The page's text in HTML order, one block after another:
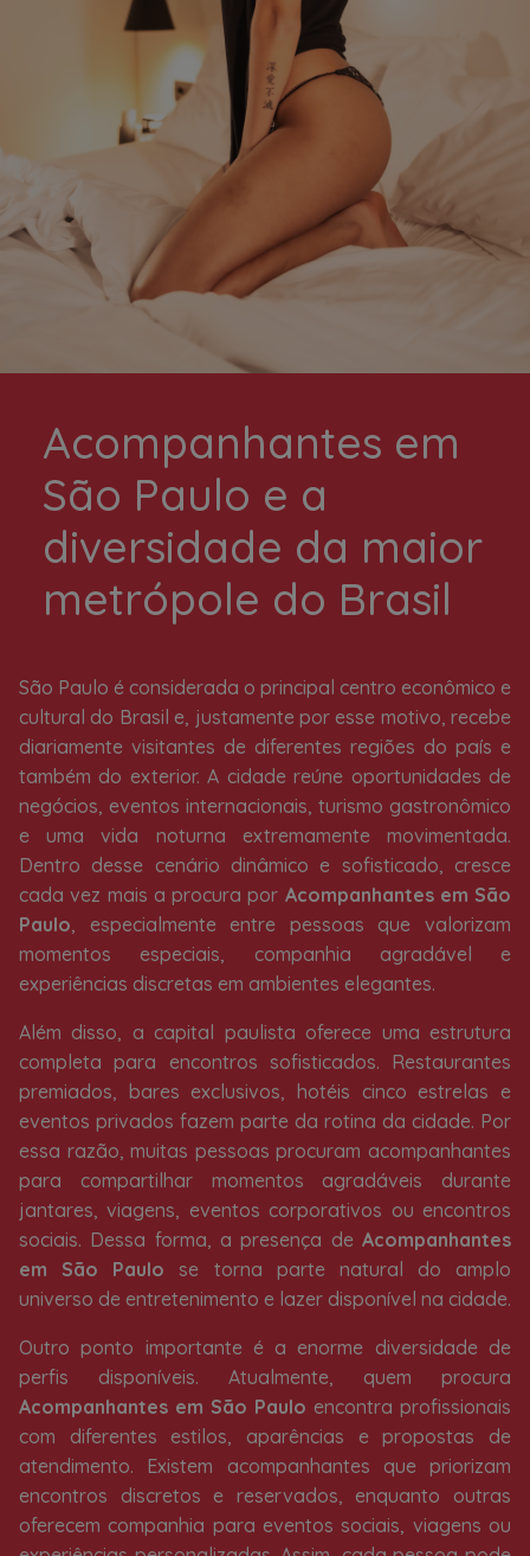
Acompanhantes em
São Paulo e a
diversidade da maior
metrópole do Brasil
São Paulo é considerada o principal centro econômico e
cultural do Brasil e, justamente por esse motivo, recebe
diariamente visitantes de diferentes regiões do país e
também do exterior. A cidade reúne oportunidades de
negócios, eventos internacionais, turismo gastronômico
e uma vida noturna extremamente movimentada.
Dentro desse cenário dinâmico e sofisticado, cresce
cada vez mais a procura por Acompanhantes em São
Paulo , especialmente entre pessoas que valorizam
momentos especiais, companhia agradável e
experiências discretas em ambientes elegantes.
Além disso, a capital paulista oferece uma estrutura
completa para encontros sofisticados. Restaurantes
premiados, bares exclusivos, hotéis cinco estrelas e
eventos privados fazem parte da rotina da cidade. Por
essa razão, muitas pessoas procuram acompanhantes
para compartilhar momentos agradáveis durante
jantares, viagens, eventos corporativos ou encontros
sociais. Dessa forma, a presença de Acompanhantes
em São Paulo se torna parte natural do amplo
universo de entretenimento e lazer disponível na cidade.
Outro ponto importante é a enorme diversidade de
perfis disponíveis. Atualmente, quem procura
Acompanhantes em São Paulo encontra profissionais
com diferentes estilos, aparências e propostas de
atendimento. Existem acompanhantes que priorizam
encontros discretos e reservados, enquanto outras
oferecem companhia para eventos sociais, viagens ou